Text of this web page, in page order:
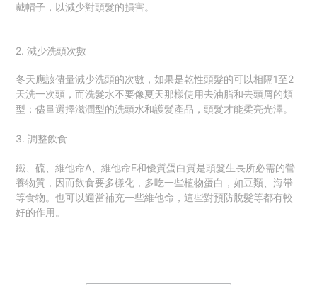
戴帽子，以減少對頭髮的損害。
2. 減少洗頭次數
冬天應該儘量減少洗頭的次數，如果是乾性頭髮的可以相隔1至2
天洗一次頭，而洗髮水不要像夏天那樣使用去油脂和去頭屑的類
型；儘量選擇滋潤型的洗頭水和護髮產品，頭髮才能柔亮光澤。
3. 調整飲食
鐵、硫、維他命A、維他命E和優質蛋白質是頭髮生長所必需的營
養物質，因而飲食要多樣化，多吃一些植物蛋白，如豆類、海帶
等食物。也可以適當補充一些維他命，這些對預防脫髮等都有較
好的作用。